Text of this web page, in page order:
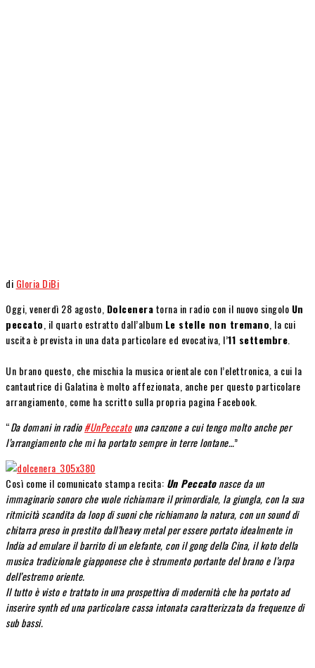
di Gloria DiBi
Oggi, venerdì 28 agosto, Dolceneratorna in radio con il nuovo singolo Un
peccato , il quarto estratto dall’album Le stelle non tremano , la cui
uscita è prevista in una data particolare ed evocativa, l’11 settembre
Un brano questo, che mischia la musica orientale con l’elettronica, a cui la
cantautrice di Galatina è molto affezionata, anche per questo particolare
arrangiamento, come ha scritto sulla propria pagina Facebook.
“Da domani in radio#UnPeccatouna canzone a cui tengo molto anche per
l’arrangiamento che mi ha portato sempre in terre lontane…”
Così come il comunicato stampa recita: Un Peccatonasce da un
immaginario sonoro che vuole richiamare il primordiale, la giungla, con la sua
ritmicità scandita da loop di suoni che richiamano la natura, con un sound di
chitarra preso in prestito dall’heavy metal per essere portato idealmente in
India ad emulare il barrito di un elefante, con il gong della Cina, il koto della
musica tradizionale giapponese che è strumento portante del brano e l’arpa
dell’estremo oriente.
Il tutto è visto e trattato in una prospettiva di modernità che ha portato ad
inserire synth ed una particolare cassa intonata caratterizzata da frequenze di
sub bassi.